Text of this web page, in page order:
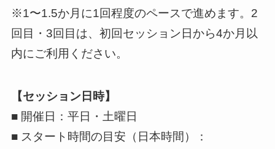
※1〜1.5か月に1回程度のペースで進めます。2
回目・3回目は、初回セッション日から4か月以
内にご利用ください。
【セッション日時】
■ 開催日：平日・土曜日
■ スタート時間の目安（日本時間）：